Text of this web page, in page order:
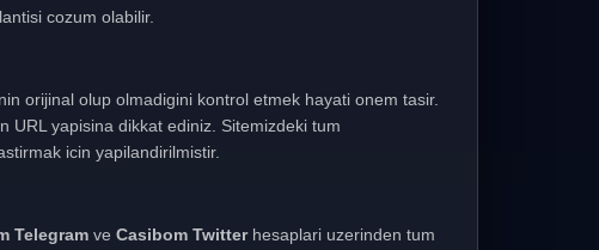
cozum olabilir.
orijinal olup olmadigini kontrol etmek hayati onem tasir.
URL yapisina dikkat ediniz. Sitemizdeki tum
icin yapilandirilmistir.
Telegram ve Casibom Twitterhesaplari uzerinden tum